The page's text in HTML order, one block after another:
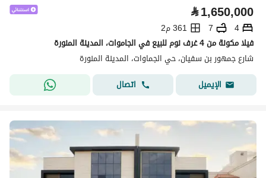
⃁1,650,000
4
7
361 م2
فيلا مكونة من 4 غرف نوم للبيع في الجاموات، المدينة المنورة
شارع جمهور بن سفيان، حي الجماوات، المدينة المنورة
الإيميل
اتصال